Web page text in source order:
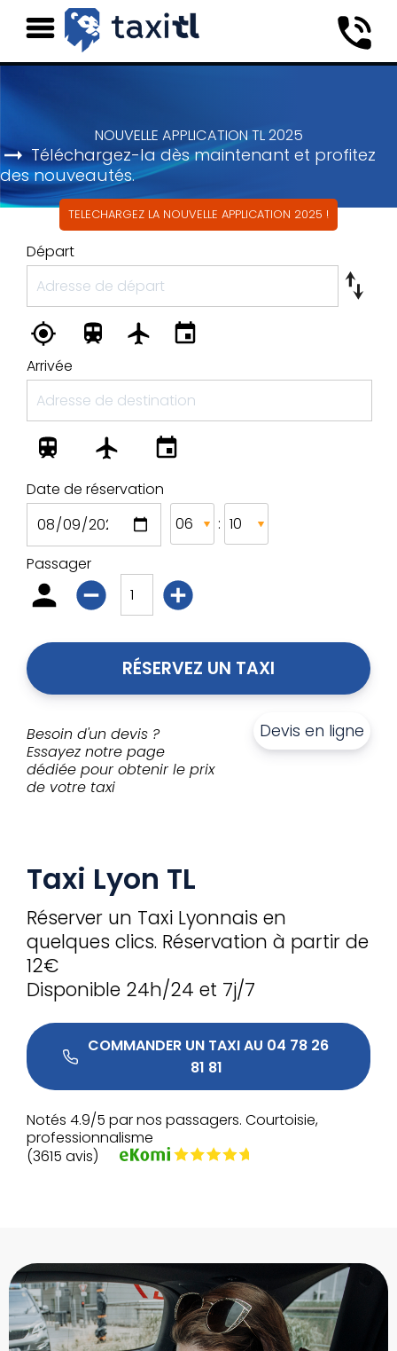
NOUVELLE APPLICATION TL 2025
Téléchargez-la dès maintenant et profitez
des nouveautés.
TELECHARGEZ LA NOUVELLE APPLICATION 2025 !
Départ
Arrivée
Date de réservation
:
Passager
RÉSERVEZ UN TAXI
Besoin d'un devis ?
Essayez notre page
dédiée pour obtenir le prix
de votre taxi
Devis en ligne
Taxi Lyon TL
Réserver un Taxi Lyonnais en
quelques clics. Réservation à partir de
12€
Disponible 24h/24 et 7j/7
COMMANDER UN TAXI AU 04 78 26
Notés 4.9/5 par nos passagers. Courtoisie,
professionnalisme
(3615 avis)